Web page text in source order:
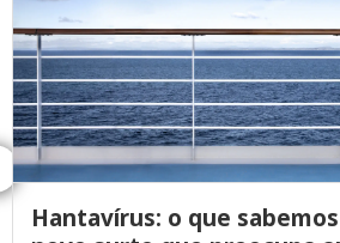
Hantavírus: o que